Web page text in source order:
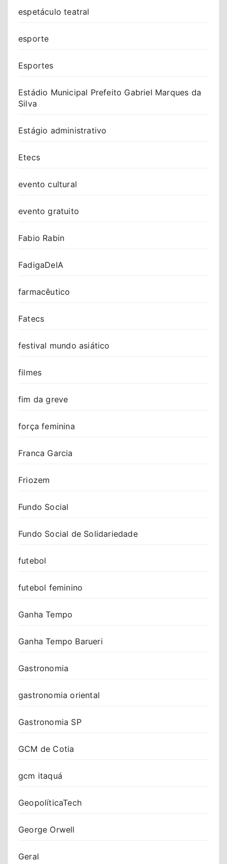
espetáculo teatral
esporte
Esportes
Estádio Municipal Prefeito Gabriel Marques da
Silva
Estágio administrativo
Etecs
evento cultural
evento gratuito
Fabio Rabin
FadigaDeIA
farmacêutico
Fatecs
festival mundo asiático
filmes
fim da greve
força feminina
Franca Garcia
Friozem
Fundo Social
Fundo Social de Solidariedade
futebol
futebol feminino
Ganha Tempo
Ganha Tempo Barueri
Gastronomia
gastronomia oriental
Gastronomia SP
GCM de Cotia
gcm itaquá
GeopolíticaTech
George Orwell
Geral